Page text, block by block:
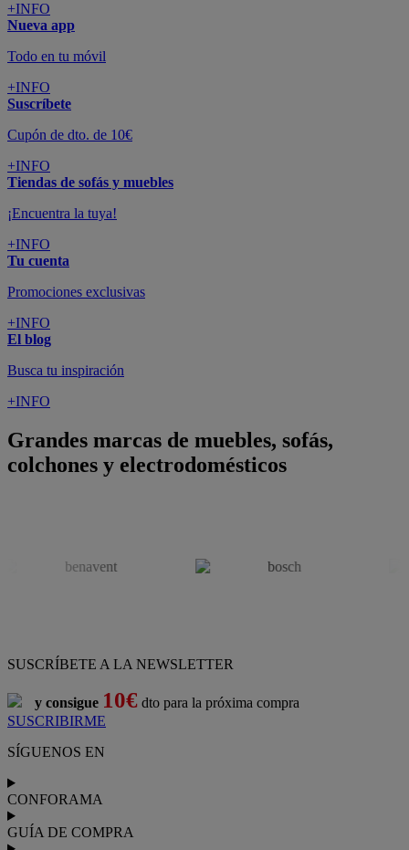
+INFO
Nueva app
Todo en tu móvil
+INFO
Suscríbete
Cupón de dto. de 10€
+INFO
Tiendas de sofás y muebles
¡Encuentra la tuya!
+INFO
Tu cuenta
Promociones exclusivas
+INFO
El blog
Busca tu inspiración
+INFO
Grandes marcas de muebles, sofás,
colchones y electrodomésticos
SUSCRÍBETE A LA NEWSLETTER
y consigue 10€ dto para la próxima compra
SUSCRIBIRME
SÍGUENOS EN
CONFORAMA
GUÍA DE COMPRA